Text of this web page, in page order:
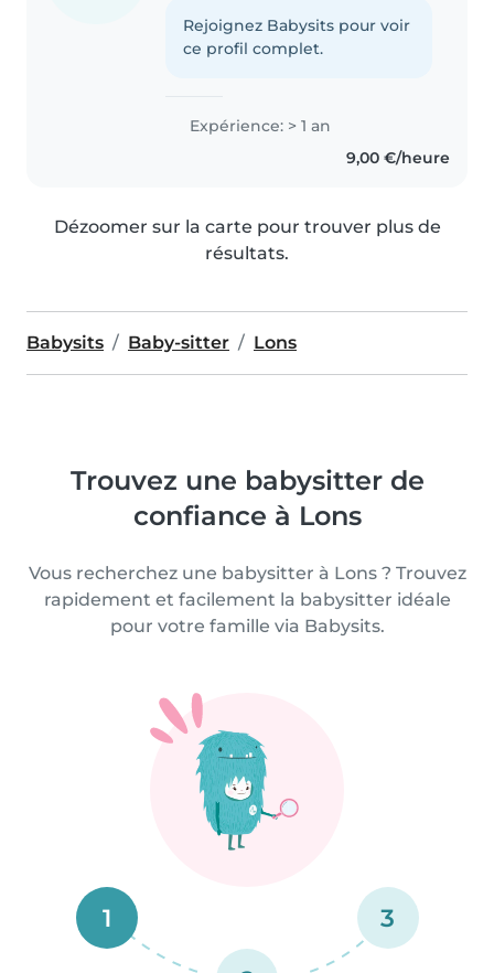
Rejoignez Babysits pour voir
ce profil complet.
Expérience: > 1 an
9,00 €/heure
Dézoomer sur la carte pour trouver plus de
résultats.
Babysits Baby-sitter Lons
Trouvez une babysitter de
confiance à Lons
Vous recherchez une babysitter à Lons ? Trouvez
rapidement et facilement la babysitter idéale
pour votre famille via Babysits.
1 3